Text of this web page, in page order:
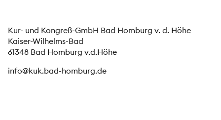
Kur- und Kongreß-GmbH Bad Homburg v. d. Höhe
Kaiser-Wilhelms-Bad
61348 Bad Homburg v.d.Höhe
info@kuk.bad-homburg.de